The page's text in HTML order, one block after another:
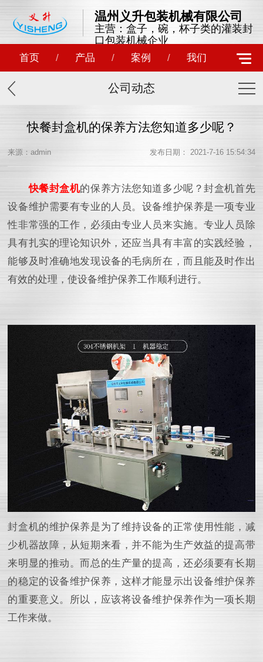
温州义升包装机械有限公司
主营：盒子，碗，杯子类的灌装封
口包装机械企业
首页 / 产品 / 案例 / 我们
公司动态
快餐封盒机的保养方法您知道多少呢？
来源：admin 发布日期： 2021-7-16 15:54:34
快餐封盒机的保养方法您知道多少呢？封盒机首先
设备维护需要有专业的人员。设备维护保养是一项专业
性非常强的工作，必须由专业人员来实施。专业人员除
具有扎实的理论知识外，还应当具有丰富的实践经验，
能够及时准确地发现设备的毛病所在，而且能及时作出
有效的处理，使设备维护保养工作顺利进行。
封盒机的维护保养是为了维持设备的正常使用性能，减
少机器故障，从短期来看，并不能为生产效益的提高带
来明显的推动。而总的生产量的提高，还必须要有长期
的稳定的设备维护保养，这样才能显示出设备维护保养
的重要意义。所以，应该将设备维护保养作为一项长期
工作来做。